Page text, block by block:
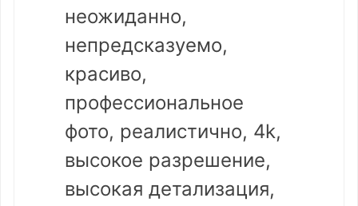
неожиданно,
непредсказуемо,
красиво,
профессиональное
фото, реалистично, 4k,
высокое разрешение,
высокая детализация,